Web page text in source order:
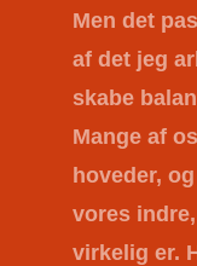
Men det
af det jeg
skabe
Mange af
hoveder,
vores
virkelig er.